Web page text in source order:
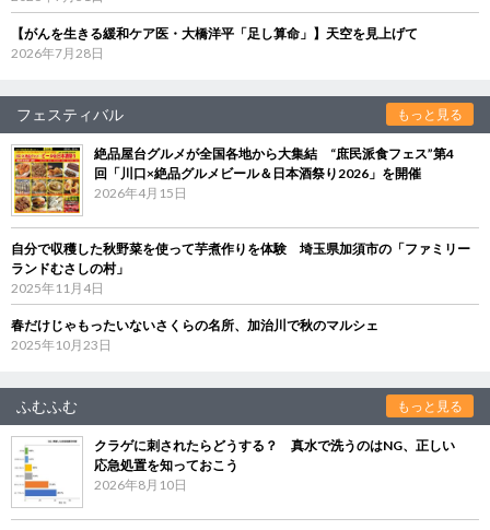
【がんを生きる緩和ケア医・大橋洋平「足し算命」】天空を見上げて
2026年7月28日
フェスティバル もっと見る
絶品屋台グルメが全国各地から大集結 “庶民派食フェス”第4
回「川口×絶品グルメビール＆日本酒祭り2026」を開催
2026年4月15日
自分で収穫した秋野菜を使って芋煮作りを体験 埼玉県加須市の「ファミリー
ランドむさしの村」
2025年11月4日
春だけじゃもったいないさくらの名所、加治川で秋のマルシェ
2025年10月23日
ふむふむ もっと見る
クラゲに刺されたらどうする？ 真水で洗うのはNG、正しい
応急処置を知っておこう
2026年8月10日